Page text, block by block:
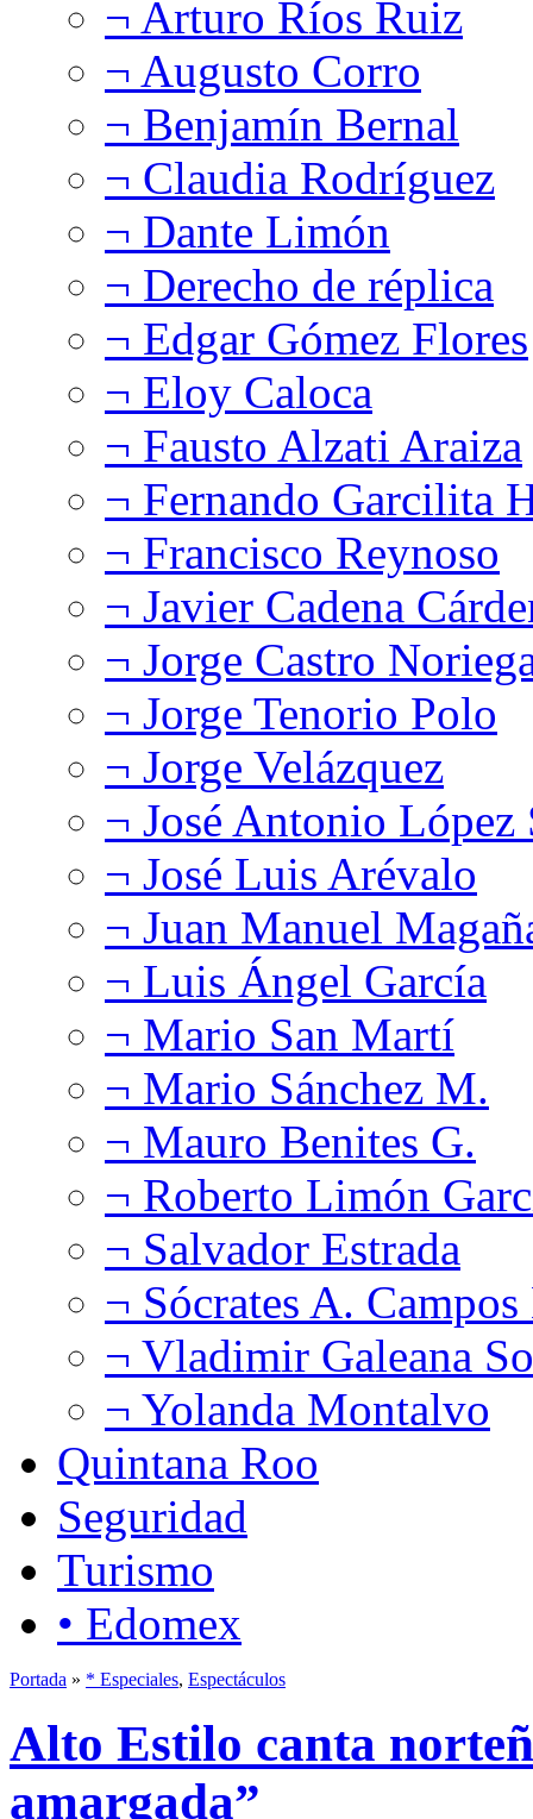
¬ Arturo Ríos Ruiz
¬ Augusto Corro
¬ Benjamín Bernal
¬ Claudia Rodríguez
¬ Dante Limón
¬ Derecho de réplica
¬ Edgar Gómez Flores
¬ Eloy Caloca
¬ Fausto Alzati Araiza
¬ Fernando Garcilita
¬ Francisco Reynoso
¬ Javier Cadena
¬ Jorge Castro
¬ Jorge Tenorio Polo
¬ Jorge Velázquez
¬ José Antonio López
¬ José Luis Arévalo
¬ Juan Manuel
¬ Luis Ángel García
¬ Mario San Martí
¬ Mario Sánchez M.
¬ Mauro Benites G.
¬ Roberto Limón
¬ Salvador Estrada
¬ Sócrates A.
¬ Vladimir Galeana
¬ Yolanda Montalvo
Quintana Roo
Seguridad
Turismo
• Edomex
Portada » * Especiales, Espectáculos
Alto Estilo canta
amargada”